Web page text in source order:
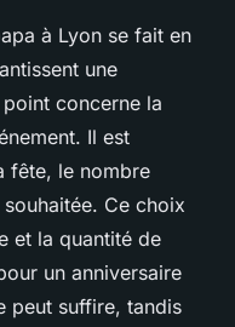
à Lyon se fait en
une
concerne la
Il est
fête, le nombre
souhaitée. Ce choix
et la quantité de
un anniversaire
peut suffire, tandis